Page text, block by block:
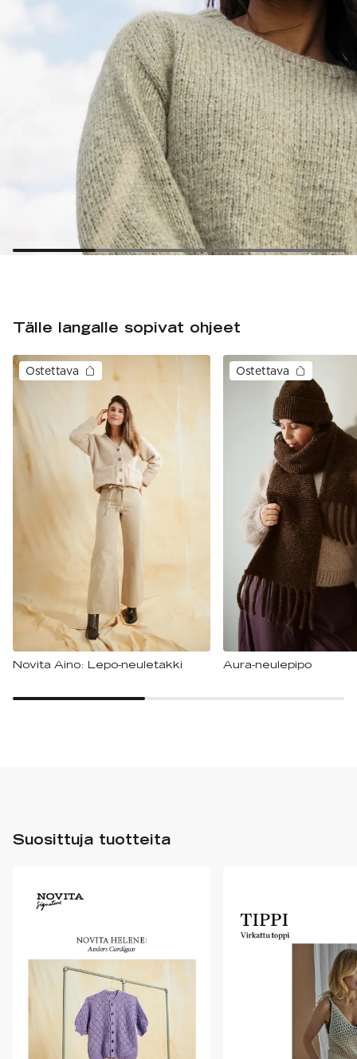
Tälle langalle sopivat ohjeet
Ostettava
Novita Aino: Lepo-neuletakki
Ostettava
Aura-neulepipo
Suosittuja tuotteita